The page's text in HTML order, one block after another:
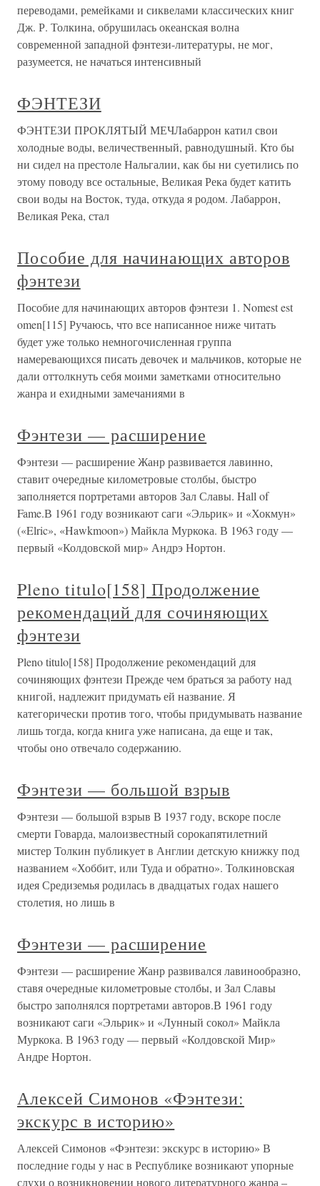
переводами, ремейками и сиквелами классических книг
Дж. Р. Толкина, обрушилась океанская волна
современной западной фэнтези-литературы, не мог,
разумеется, не начаться интенсивный
ФЭНТЕЗИ
ФЭНТЕЗИ ПРОКЛЯТЫЙ МЕЧЛабаррон катил свои
холодные воды, величественный, равнодушный. Кто бы
ни сидел на престоле Нальгалии, как бы ни суетились по
этому поводу все остальные, Великая Река будет катить
свои воды на Восток, туда, откуда я родом. Лабаррон,
Великая Река, стал
Пособие для начинающих авторов
фэнтези
Пособие для начинающих авторов фэнтези 1. Nomest est
omen[115] Ручаюсь, что все написанное ниже читать
будет уже только немногочисленная группа
намеревающихся писать девочек и мальчиков, которые не
дали оттолкнуть себя моими заметками относительно
жанра и ехидными замечаниями в
Фэнтези — расширение
Фэнтези — расширение Жанр развивается лавинно,
ставит очередные километровые столбы, быстро
заполняется портретами авторов Зал Славы. Hall of
Fame.В 1961 году возникают саги «Эльрик» и «Хокмун»
(«Elric», «Hawkmoon») Майкла Муркока. В 1963 году —
первый «Колдовской мир» Андрэ Нортон.
Pleno titulo[158] Продолжение
рекомендаций для сочиняющих
фэнтези
Pleno titulo[158] Продолжение рекомендаций для
сочиняющих фэнтези Прежде чем браться за работу над
книгой, надлежит придумать ей название. Я
категорически против того, чтобы придумывать название
лишь тогда, когда книга уже написана, да еще и так,
чтобы оно отвечало содержанию.
Фэнтези — большой взрыв
Фэнтези — большой взрыв В 1937 году, вскоре после
смерти Говарда, малоизвестный сорокапятилетний
мистер Толкин публикует в Англии детскую книжку под
названием «Хоббит, или Туда и обратно». Толкиновская
идея Средиземья родилась в двадцатых годах нашего
столетия, но лишь в
Фэнтези — расширение
Фэнтези — расширение Жанр развивался лавинообразно,
ставя очередные километровые столбы, и Зал Славы
быстро заполнялся портретами авторов.В 1961 году
возникают саги «Эльрик» и «Лунный сокол» Майкла
Муркока. В 1963 году — первый «Колдовской Мир»
Андре Нортон.
Алексей Симонов «Фэнтези:
экскурс в историю»
Алексей Симонов «Фэнтези: экскурс в историю» В
последние годы у нас в Республике возникают упорные
слухи о возникновении нового литературного жанра –